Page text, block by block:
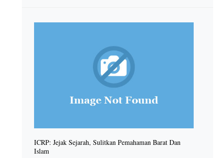
ICRP: Jejak Sejarah, Sulitkan Pemahaman Barat Dan
Islam